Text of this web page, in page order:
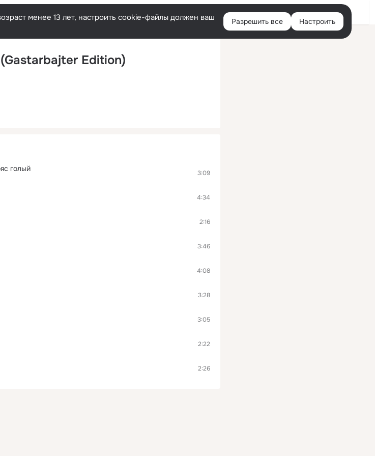
Войти
менее 13 лет, настроить cookie-файлы должен ваш
Разрешить все Настроить
Edition)
голый 3:09
4:34
2:16
3:46
4:08
3:28
3:05
2:22
2:26